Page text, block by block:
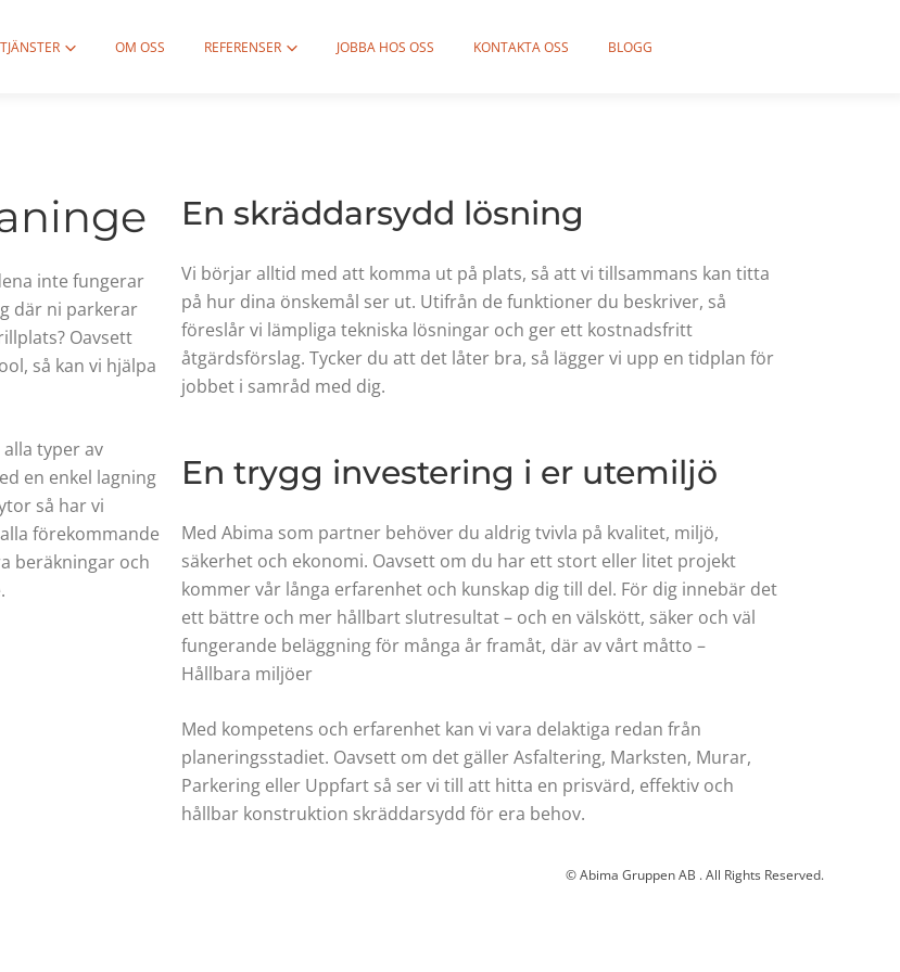
OM OSS REFERENSER JOBBA HOS OSS KONTAKTA OSS BLOGG
inte fungerar
där ni parkerar
Oavsett
så kan vi hjälpa
typer av
en enkel lagning
så har vi
förekommande
beräkningar och
En skräddarsydd lösning
Vi börjar alltid med att komma ut på plats, så att vi tillsammans kan titta
på hur dina önskemål ser ut. Utifrån de funktioner du beskriver, så
föreslår vi lämpliga tekniska lösningar och ger ett kostnadsfritt
åtgärdsförslag. Tycker du att det låter bra, så lägger vi upp en tidplan för
jobbet i samråd med dig.
En trygg investering i er utemiljö
Med Abima som partner behöver du aldrig tvivla på kvalitet, miljö,
säkerhet och ekonomi. Oavsett om du har ett stort eller litet projekt
kommer vår långa erfarenhet och kunskap dig till del. För dig innebär det
ett bättre och mer hållbart slutresultat – och en välskött, säker och väl
fungerande beläggning för många år framåt, där av vårt måtto –
Hållbara miljöer
Med kompetens och erfarenhet kan vi vara delaktiga redan från
planeringsstadiet. Oavsett om det gäller Asfaltering, Marksten, Murar,
Parkering eller Uppfart så ser vi till att hitta en prisvärd, effektiv och
hållbar konstruktion skräddarsydd för era behov.
© Abima Gruppen AB . All Rights Reserved.